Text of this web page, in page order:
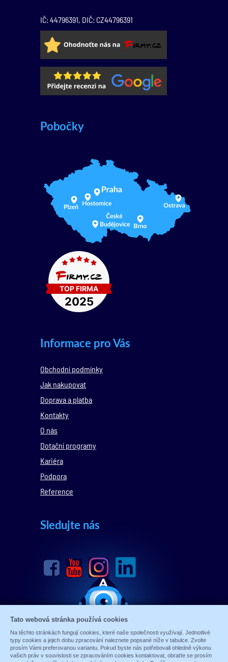
IČ: 44796391, DIČ: CZ44796391
Pobočky
Informace pro Vás
Obchodní podmínky
Jak nakupovat
Doprava a platba
Kontakty
O nás
Dotační programy
Kariéra
Podpora
Reference
Sledujte nás
Tato webová stránka používá cookies
Na těchto stránkách fungují cookies, které naše společnosti využívají. Jednotlivé
typy cookies a jejich dobu zpracování naleznete popsané níže v tabulce. Zvolte
prosím Vámi preferovanou variantu. Pokud byste nás potřebovali ohledně výkonu
vašich práv v souvislosti se zpracováním cookies kontaktovat, obraťte se prosím